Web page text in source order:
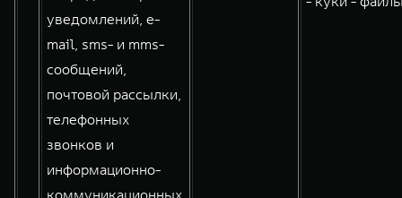
уведомлений, e-
mail, sms- и mms-
сообщений,
почтовой рассылки,
телефонных
звонков и
информационно-
коммуникационных